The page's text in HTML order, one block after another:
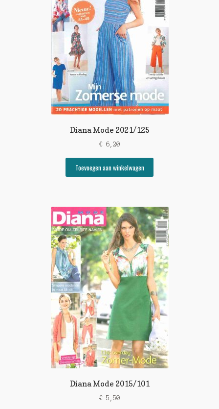
Diana Mode 2021/125
€ 6,20
Toevoegen aan winkelwagen
Diana Mode 2015/101
€ 5,50